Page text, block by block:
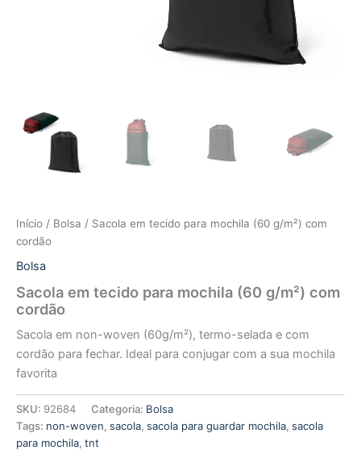
Início / Bolsa / Sacola em tecido para mochila (60 g/m²) com
cordão
Bolsa
Sacola em tecido para mochila (60 g/m²) com
cordão
Sacola em non-woven (60g/m²), termo-selada e com
cordão para fechar. Ideal para conjugar com a sua mochila
favorita
SKU: 92684 Categoria: Bolsa
Tags: non-woven, sacola, sacola para guardar mochila, sacola
para mochila, tnt